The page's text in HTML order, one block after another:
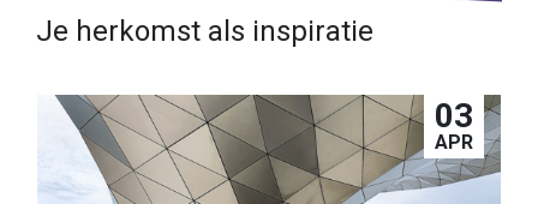
Je herkomst als inspiratie
Lees verder → 03
APR